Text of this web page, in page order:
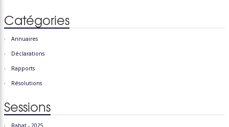
Catégories
Annuaires
Déclarations
Rapports
Résolutions
Sessions